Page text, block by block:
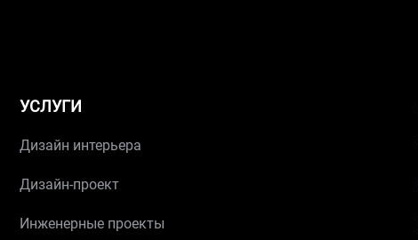
УСЛУГИ
Дизайн интерьера
Дизайн-проект
Инженерные проекты